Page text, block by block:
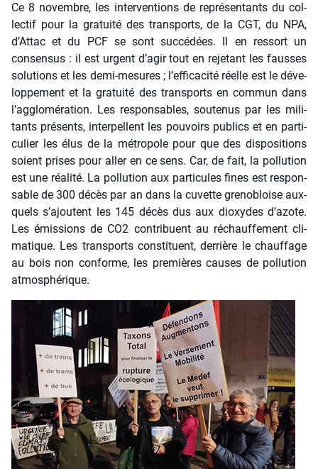
Ce 8 novembre, les inter­ven­tions de repré­sen­tants du col­
lec­tif pour la gra­tui­té des trans­ports, de la CGT, du NPA,
d’Attac et du PCF se sont suc­cé­dées. Il en res­sort un
consen­sus : il est urgent d’agir tout en reje­tant les fausses
solu­tions et les demi-mesures ; l’efficacité réelle est le déve­
lop­pe­ment et la gra­tui­té des trans­ports en com­mun dans
l’agglomération. Les res­pon­sables, sou­te­nus par les mili­
tants pré­sents, inter­pellent les pou­voirs publics et en par­ti­
cu­lier les élus de la métro­pole pour que des dis­po­si­tions
soient prises pour aller en ce sens. Car, de fait, la pol­lu­tion
est une réa­li­té. La pol­lu­tion aux par­ti­cules fines est res­pon­
sable de 300 décès par an dans la cuvette gre­no­bloise aux­
quels s’ajoutent les 145 décès dus aux dioxydes d’azote.
Les émis­sions de CO2 contri­buent au réchauf­fe­ment cli­
ma­tique. Les trans­ports consti­tuent, der­rière le chauf­fage
au bois non conforme, les pre­mières causes de pol­lu­tion
atmo­sphé­rique.